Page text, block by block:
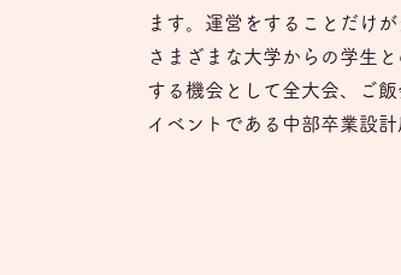
ます。運営をすることだけ
さまざまな大学からの学生
する機会として全大会、ご
イベントである中部卒業設